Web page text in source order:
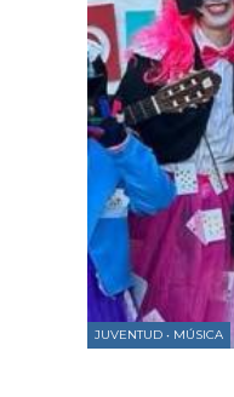
JUVENTUD • MÚSICA